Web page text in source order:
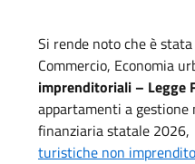
Si rende noto che è
Commercio, Economia
imprenditoriali – Legge
appartamenti a gestione
finanziaria statale
turistiche non